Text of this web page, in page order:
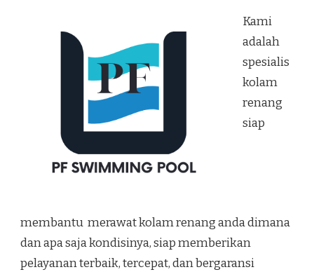
Kami
adalah
spesialis
kolam
renang
siap
membantu merawat kolam renang anda dimana
dan apa saja kondisinya, siap memberikan
pelayanan terbaik, tercepat, dan bergaransi